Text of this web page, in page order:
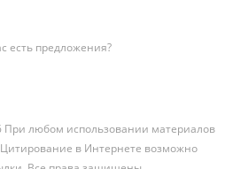
есть предложения?
любом использовании материалов
Цитирование в Интернете возможно